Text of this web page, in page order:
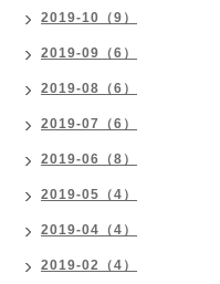
2019-10（9）
2019-09（6）
2019-08（6）
2019-07（6）
2019-06（8）
2019-05（4）
2019-04（4）
2019-02（4）